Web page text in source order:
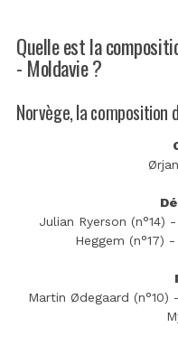
Quelle est la
- Moldavie ?
Norvège, la composition
Julian Ryerson (n°14)
Heggem (n°17)
Martin Ødegaard (n°10)